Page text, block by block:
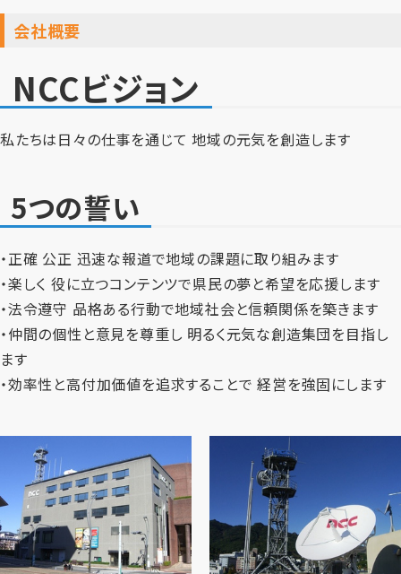
会社概要
NCCビジョン
私たちは日々の仕事を通じて 地域の元気を創造します
5つの誓い
・正確 公正 迅速な報道で地域の課題に取り組みます
・楽しく 役に立つコンテンツで県民の夢と希望を応援します
・法令遵守 品格ある行動で地域社会と信頼関係を築きます
・仲間の個性と意見を尊重し 明るく元気な創造集団を目指し
ます
・効率性と高付加価値を追求することで 経営を強固にします